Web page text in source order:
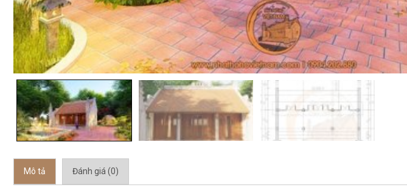
Mô tả Đánh giá (0)